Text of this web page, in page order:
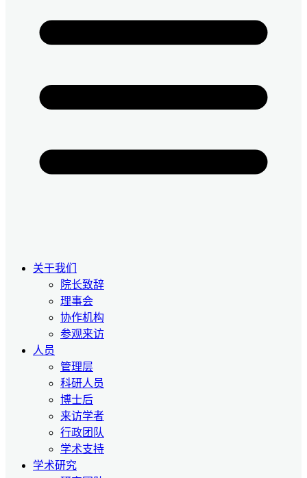
关于我们
院长致辞
理事会
协作机构
参观来访
人员
管理层
科研人员
博士后
来访学者
行政团队
学术支持
学术研究